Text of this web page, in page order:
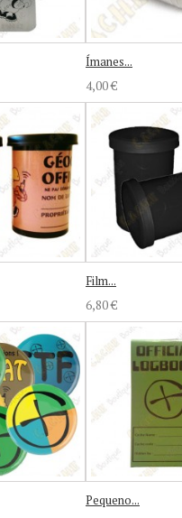
Ímanes...
4,00 €
Film...
6,80 €
Pequeno...